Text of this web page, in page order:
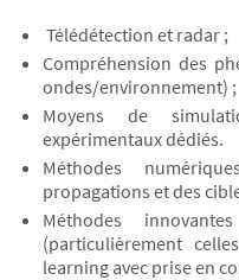
Télédétection et radar ;
Compréhension des
ondes/environnement) ;
Moyens de
expérimentaux dédiés.
Méthodes
propagations et des
Méthodes
(particulièrement
learning avec prise en